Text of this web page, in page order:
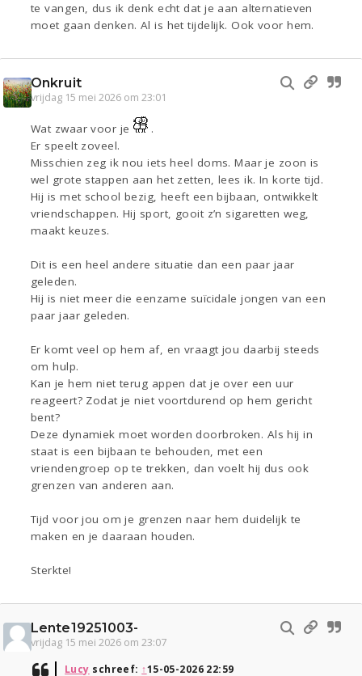
te vangen, dus ik denk echt dat je aan alternatieven
moet gaan denken. Al is het tijdelijk. Ook voor hem.
Onkruit
vrijdag 15 mei 2026 om 23:01
Wat zwaar voor je
.
Er speelt zoveel.
Misschien zeg ik nou iets heel doms. Maar je zoon is
wel grote stappen aan het zetten, lees ik. In korte tijd.
Hij is met school bezig, heeft een bijbaan, ontwikkelt
vriendschappen. Hij sport, gooit z’n sigaretten weg,
maakt keuzes.
Dit is een heel andere situatie dan een paar jaar
geleden.
Hij is niet meer die eenzame suïcidale jongen van een
paar jaar geleden.
Er komt veel op hem af, en vraagt jou daarbij steeds
om hulp.
Kan je hem niet terug appen dat je over een uur
reageert? Zodat je niet voortdurend op hem gericht
bent?
Deze dynamiek moet worden doorbroken. Als hij in
staat is een bijbaan te behouden, met een
vriendengroep op te trekken, dan voelt hij dus ook
grenzen van anderen aan.
Tijd voor jou om je grenzen naar hem duidelijk te
maken en je daaraan houden.
Sterkte!
Lente19251003-
vrijdag 15 mei 2026 om 23:07
Lucy schreef: ↑15-05-2026 22:59